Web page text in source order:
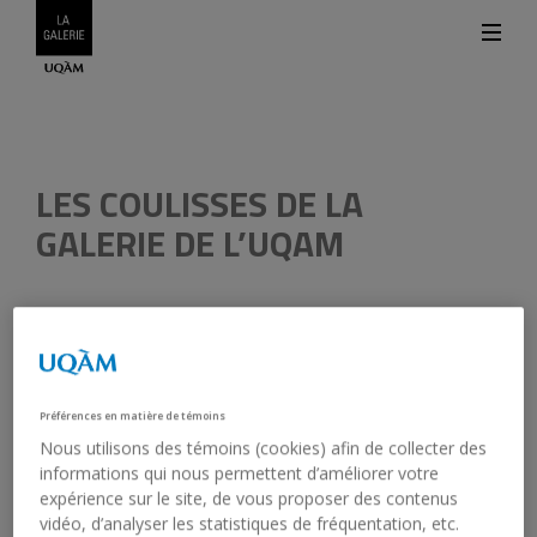
LES COULISSES DE LA
GALERIE DE L’UQAM
30 mars 2022, 12 h 45 - 13 h 35
Galerie de l’UQAM
En français
Places limitées.Inscription obligatoire
Dans le cadre du Printemps de la recherche et de la
Préférences en matière de témoins
Nous utilisons des témoins (cookies) afin de collecter des
informations qui nous permettent d’améliorer votre
expérience sur le site, de vous proposer des contenus
vidéo, d’analyser les statistiques de fréquentation, etc.